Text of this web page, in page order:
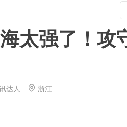
太强了！攻
达人 浙江